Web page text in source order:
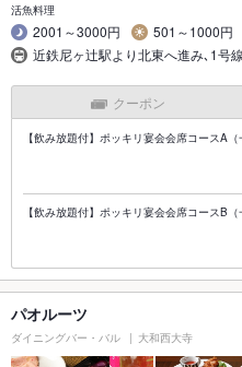
活魚料理
2001～3000円
501～1000円
近鉄尼ヶ辻駅より北東へ進み､1号
クーポン
【飲み放題付】ポッキリ宴会会席コースA（
【飲み放題付】ポッキリ宴会会席コースB（
パオルーツ
ダイニングバー・バル 大和西大寺